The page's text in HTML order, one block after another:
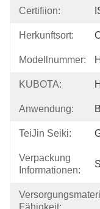
Certifiion:
Herkunftsort:
Modellnummer:
KUBOTA:
Anwendung:
TeiJin Seiki:
Verpackung
Informationen:
Fähigkeit: